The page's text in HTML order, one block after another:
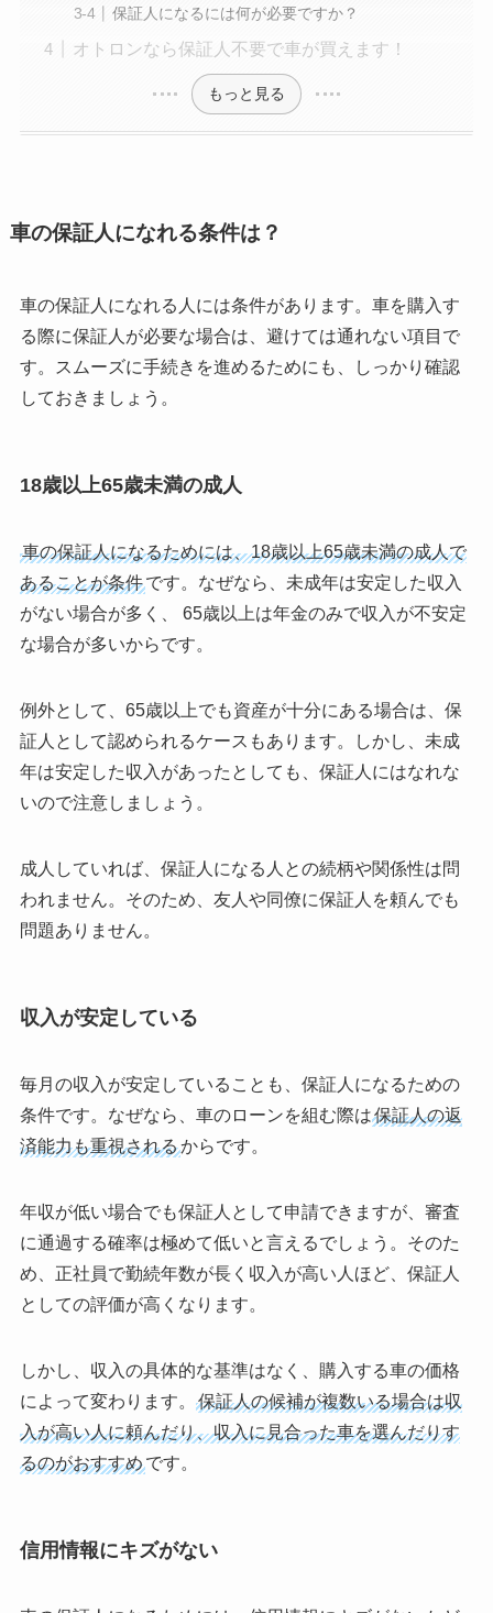
保証人になるには何が必要ですか？
オトロンなら保証人不要で車が買えます！
もっと見る
車の保証人になれる条件は？
車の保証人になれる人には条件があります。車を購入す
る際に保証人が必要な場合は、避けては通れない項目で
す。スムーズに手続きを進めるためにも、しっかり確認
しておきましょう。
18歳以上65歳未満の成人
車の保証人になるためには、18歳以上65歳未満の成人で
あることが条件です。なぜなら、未成年は安定した収入
がない場合が多く、 65歳以上は年金のみで収入が不安定
な場合が多いからです。
例外として、65歳以上でも資産が十分にある場合は、保
証人として認められるケースもあります。しかし、未成
年は安定した収入があったとしても、保証人にはなれな
いので注意しましょう。
成人していれば、保証人になる人との続柄や関係性は問
われません。そのため、友人や同僚に保証人を頼んでも
問題ありません。
収入が安定している
毎月の収入が安定していることも、保証人になるための
条件です。なぜなら、車のローンを組む際は保証人の返
済能力も重視されるからです。
年収が低い場合でも保証人として申請できますが、審査
に通過する確率は極めて低いと言えるでしょう。そのた
め、正社員で勤続年数が長く収入が高い人ほど、保証人
としての評価が高くなります。
しかし、収入の具体的な基準はなく、購入する車の価格
によって変わります。
保証人の候補が複数いる場合は収
入が高い人に頼んだり、収入に見合った車を選んだりす
るのがおすすめです。
信用情報にキズがない